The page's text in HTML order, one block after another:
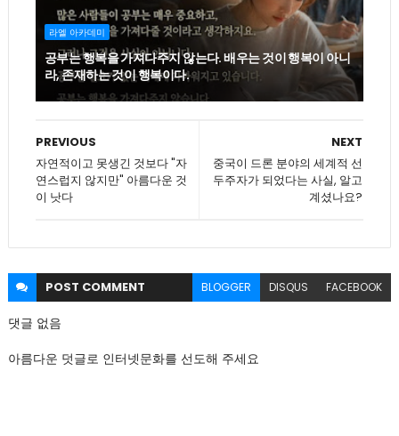
라엘 아카데미
공부는 행복을 가져다주지 않는다. 배우는 것이 행복이 아니
라, 존재하는 것이 행복이다.
NEXT
중국이 드론 분야의 세계적 선
두주자가 되었다는 사실, 알고
계셨나요?
PREVIOUS
자연적이고 못생긴 것보다 "자
연스럽지 않지만" 아름다운 것
이 낫다
POST COMMENT BLOGGER DISQUS FACEBOOK
댓글 없음
아름다운 덧글로 인터넷문화를 선도해 주세요